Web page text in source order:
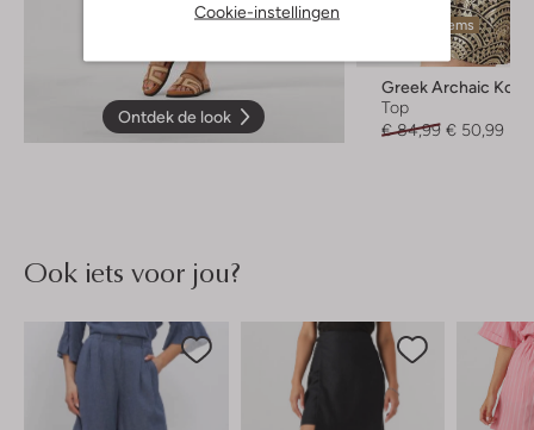
Cookie-instellingen
Ontdek de look
Laatste items
Greek Archaic Kori
Top
€ 84,99 € 50,99
Ook iets voor jou?